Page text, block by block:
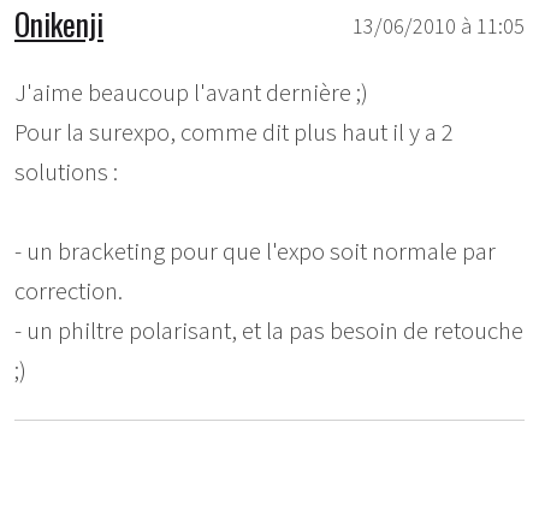
13/06/2010 à 11:05
Onikenji
J'aime beaucoup l'avant dernière ;)
Pour la surexpo, comme dit plus haut il y a 2
solutions :
- un bracketing pour que l'expo soit normale par
correction.
- un philtre polarisant, et la pas besoin de retouche
;)